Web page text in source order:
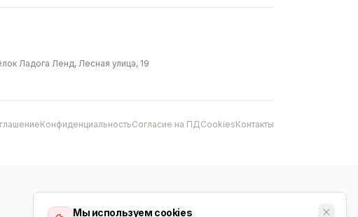
Мы используем cookies
Ладога Ленд, Лесная улица, 19
КонфиденциальностьСогласие на ПДCookiesКонтакты